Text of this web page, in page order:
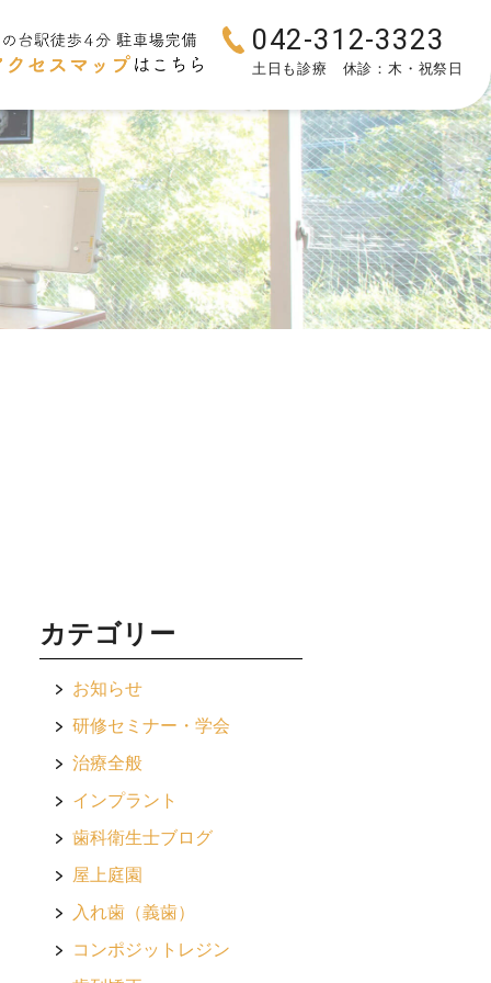
042-312-3323
土日も診療 休診：木・祝祭日
カテゴリー
お知らせ
研修セミナー・学会
治療全般
インプラント
歯科衛生士ブログ
屋上庭園
入れ歯（義歯）
コンポジットレジン